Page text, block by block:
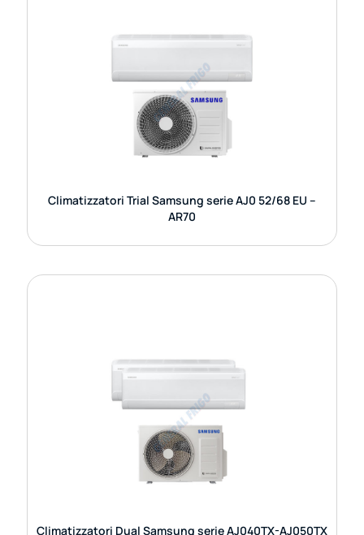
Climatizzatori Trial Samsung serie AJ0 52/68 EU –
AR70
CLIMATIZZATORI TRIAL SAMSUNG
I climatizzatori Samsung Trial Split delle serie
AJ052TXJ3KG/EU e AJ068TXJ3KG/EU sono
sistemi multi-split progettati per collegare fino a
tre unità interne a
Climatizzatori Dual Samsung serie AJ040TX-AJ050TX
CLIMATIZZATORI DUAL SAMSUNG
SERIE AJ040TX-AJ050TX / AR70F
I climatizzatori Dual Split Samsung della serie
AJ040TX con unità interne AR70F rappresentano
una soluzione elegante e tecnologicamente
avanzata per chi cerca